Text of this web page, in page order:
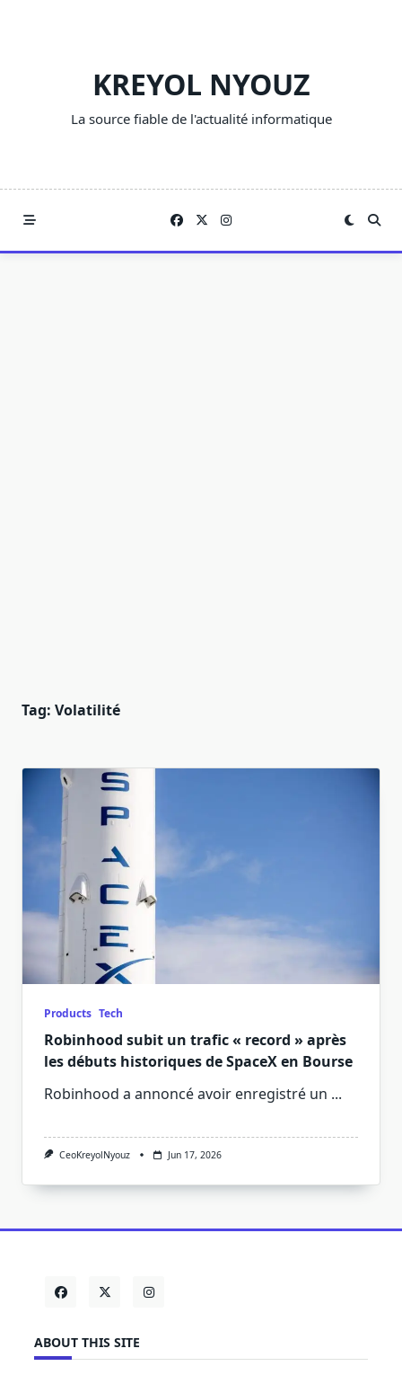
KREYOL NYOUZ
La source fiable de l'actualité informatique
Tag: Volatilité
Products Tech
Robinhood subit un trafic « record » après
les débuts historiques de SpaceX en Bourse
Robinhood a annoncé avoir enregistré un ...
CeoKreyolNyouz Jun 17, 2026
ABOUT THIS SITE